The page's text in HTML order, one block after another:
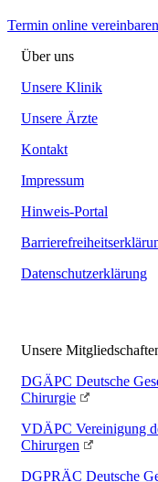
Termin online vereinbaren
Über uns
Unsere Klinik
Unsere Ärzte
Kontakt
Impressum
Hinweis-Portal
Datenschutzerklärung
Unsere
DGÄPC Deutsche
Chirurgie
VDÄPC Vereinigung
Chirurgen
DGPRÄC Deutsche